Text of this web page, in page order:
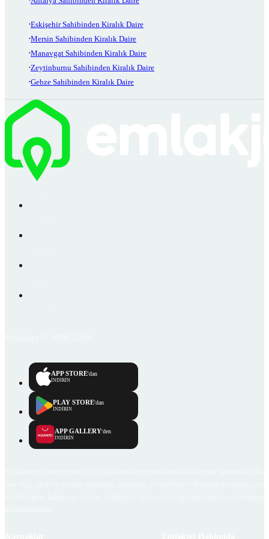
Eskişehir Sahibinden Kiralık Daire
Mersin Sahibinden Kiralık Daire
Manavgat Sahibinden Kiralık Daire
Zeytinburnu Sahibinden Kiralık Daire
Gebze Sahibinden Kiralık Daire
APP STORE'dan
İNDİRİN
PLAY STORE'dan
İNDİRİN
APP GALLERY'den
İNDİRİN